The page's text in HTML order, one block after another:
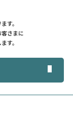
す。
さまに
す。